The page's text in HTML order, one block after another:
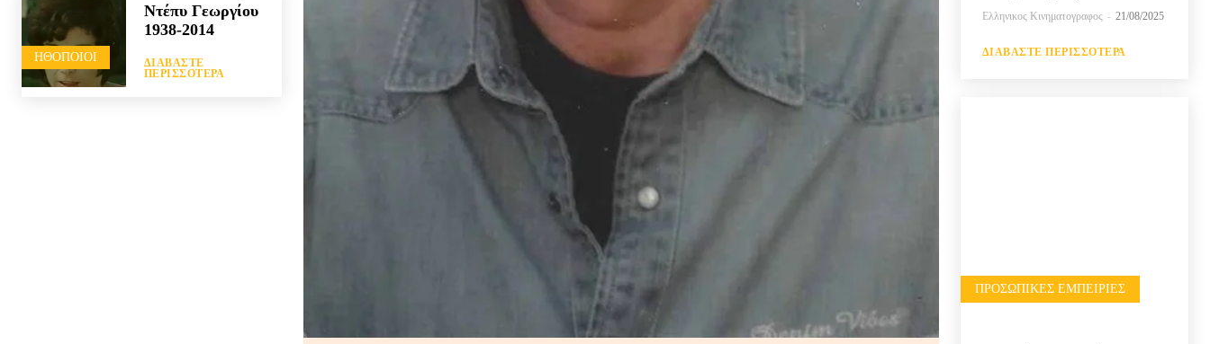
HΘΟΠΟΙΟΊ
Ντέπυ Γεωργίου
1938-2014
ΔΙΑΒΆΣΤΕ
ΠΕΡΙΣΣΌΤΕΡΑ
Ελληνικος Κινηματογραφος - 21/08/2025
ΔΙΑΒΆΣΤΕ ΠΕΡΙΣΣΌΤΕΡΑ
ΠΡΟΣΩΠΙΚΈΣ ΕΜΠΕΙΡΊΕΣ